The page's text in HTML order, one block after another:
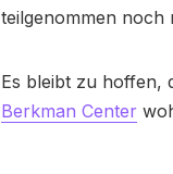
teilgenommen noch
Es bleibt zu hoffen,
Berkman Center